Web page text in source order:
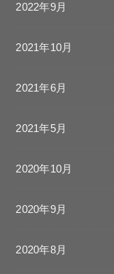
2022年9月
2021年10月
2021年6月
2021年5月
2020年10月
2020年9月
2020年8月